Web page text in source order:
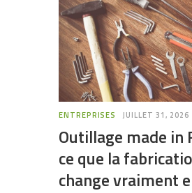
ENTREPRISES JUILLET 31, 2026
Outillage made in
ce que la
change vraiment